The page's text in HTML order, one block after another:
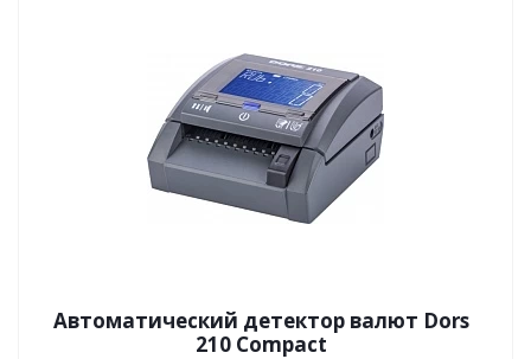
Автоматический детектор валют Dors
210 Compact